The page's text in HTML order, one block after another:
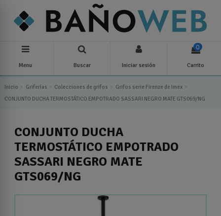
Menu Buscar Iniciar sesión
0
Carrito
Inicio Griferías Colecciones de grifos
Grifos serie Firenze de Imex
CONJUNTO DUCHA TERMOSTÁTICO EMPOTRADO SASSARI NEGRO MATE GTS069/NG
CONJUNTO DUCHA
TERMOSTÁTICO EMPOTRADO
SASSARI NEGRO MATE
GTS069/NG